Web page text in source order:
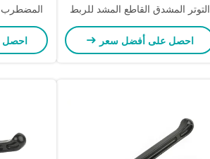
التوتر المشدق القاطع المشد للربط
البلاستيكي
احصل على أفضل سعر
المضطرب
آلة